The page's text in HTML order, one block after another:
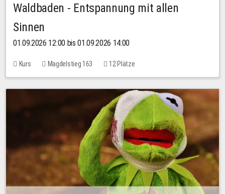
Waldbaden - Entspannung mit allen
Sinnen
01.09.2026 12:00 bis 01.09.2026 14:00
Kurs Magdelstieg 163 12 Plätze